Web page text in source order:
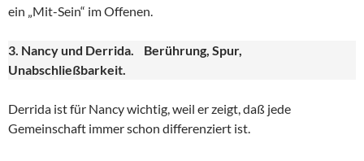
ein „Mit-Sein“ im Offenen.
3. Nancy und Derrida. Berührung, Spur,
Unabschließbarkeit.
Derrida ist für Nancy wichtig, weil er zeigt, daß jede
Gemeinschaft immer schon differenziert ist.